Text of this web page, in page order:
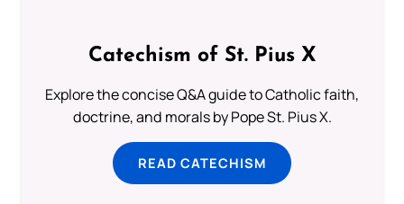
Catechism of St. Pius X
Explore the concise Q&A guide to Catholic faith,
doctrine, and morals by Pope St. Pius X.
READ CATECHISM